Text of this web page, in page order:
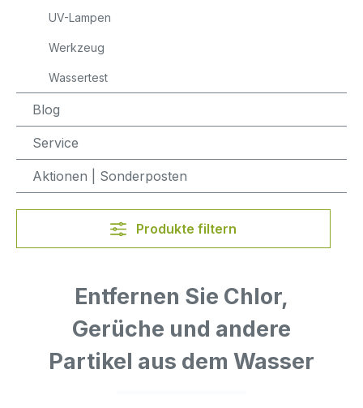
UV-Lampen
Werkzeug
Wassertest
Blog
Service
Aktionen | Sonderposten
Produkte filtern
Entfernen Sie Chlor,
Gerüche und andere
Partikel aus dem Wasser